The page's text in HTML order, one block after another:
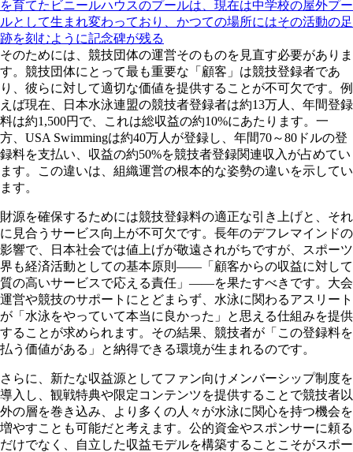
を育てたビニールハウスのプールは、現在は中学校の屋外プー
ルとして生まれ変わっており、かつての場所にはその活動の足
跡を刻むように記念碑が残る
そのためには、競技団体の運営そのものを見直す必要がありま
す。競技団体にとって最も重要な「顧客」は競技登録者であ
り、彼らに対して適切な価値を提供することが不可欠です。例
えば現在、日本水泳連盟の競技者登録者は約13万人、年間登録
料は約1,500円で、これは総収益の約10%にあたります。一
方、USA Swimmingは約40万人が登録し、年間70～80ドルの登
録料を支払い、収益の約50%を競技者登録関連収入が占めてい
ます。この違いは、組織運営の根本的な姿勢の違いを示してい
ます。
財源を確保するためには競技登録料の適正な引き上げと、それ
に見合うサービス向上が不可欠です。長年のデフレマインドの
影響で、日本社会では値上げが敬遠されがちですが、スポーツ
界も経済活動としての基本原則――「顧客からの収益に対して
質の高いサービスで応える責任」――を果たすべきです。大会
運営や競技のサポートにとどまらず、水泳に関わるアスリート
が「水泳をやっていて本当に良かった」と思える仕組みを提供
することが求められます。その結果、競技者が「この登録料を
払う価値がある」と納得できる環境が生まれるのです。
さらに、新たな収益源としてファン向けメンバーシップ制度を
導入し、観戦特典や限定コンテンツを提供することで競技者以
外の層を巻き込み、より多くの人々が水泳に関心を持つ機会を
増やすことも可能だと考えます。公的資金やスポンサーに頼る
だけでなく、自立した収益モデルを構築することこそがスポー